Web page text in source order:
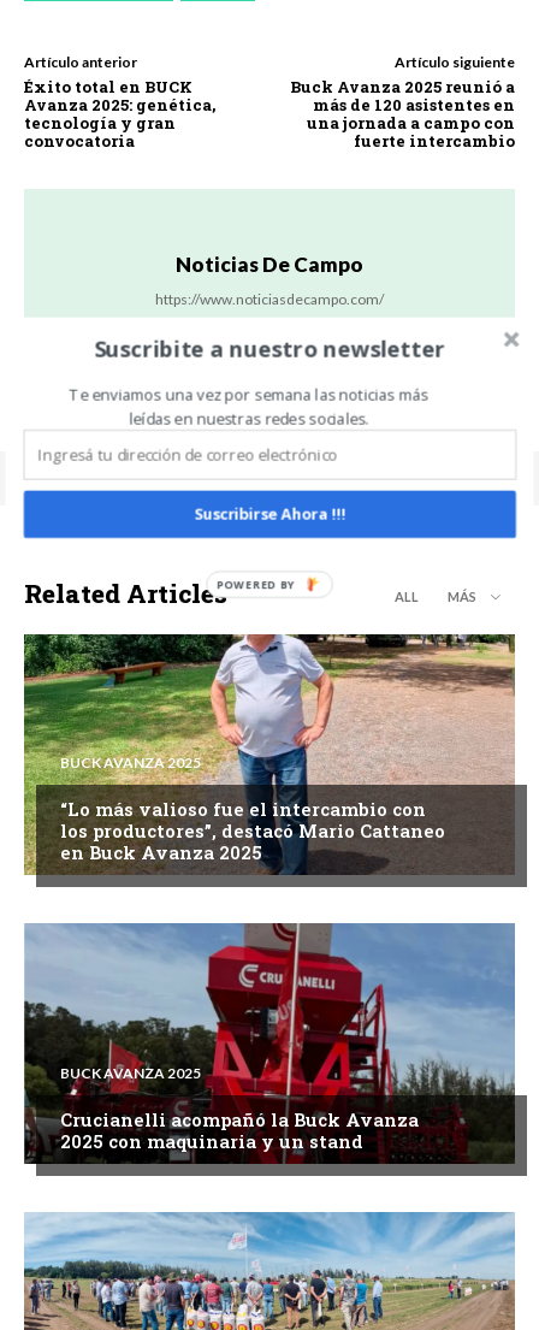
Artículo anterior
Éxito total en BUCK
Avanza 2025: genética,
tecnología y gran
convocatoria
Artículo siguiente
Buck Avanza 2025 reunió a
más de 120 asistentes en
una jornada a campo con
fuerte intercambio
Noticias De Campo
https://www.noticiasdecampo.com/
Related Articles ALL MÁS
BUCK AVANZA 2025
“Lo más valioso fue el intercambio con
los productores”, destacó Mario Cattaneo
en Buck Avanza 2025
BUCK AVANZA 2025
Crucianelli acompañó la Buck Avanza
2025 con maquinaria y un stand
Suscribite a nuestro newsletter
Te enviamos una vez por semana las noticias más
leídas en nuestras redes sociales.
Suscribirse Ahora !!!